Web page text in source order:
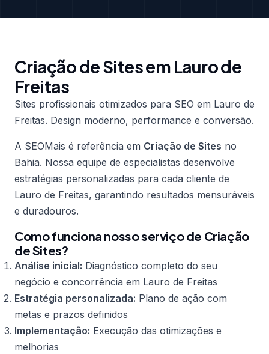
Criação de Sites em Lauro de
Freitas
Sites profissionais otimizados para SEO em Lauro de
Freitas. Design moderno, performance e conversão.
A SEOMais é referência em Criação de Sites no
Bahia. Nossa equipe de especialistas desenvolve
estratégias personalizadas para cada cliente de
Lauro de Freitas, garantindo resultados mensuráveis
e duradouros.
Como funciona nosso serviço de Criação
de Sites?
Análise inicial: Diagnóstico completo do seu
negócio e concorrência em Lauro de Freitas
Estratégia personalizada: Plano de ação com
metas e prazos definidos
Implementação: Execução das otimizações e
melhorias